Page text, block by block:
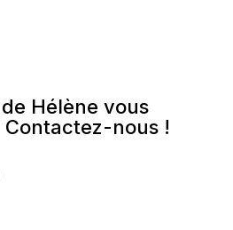
Hélène vous
Contactez-nous !